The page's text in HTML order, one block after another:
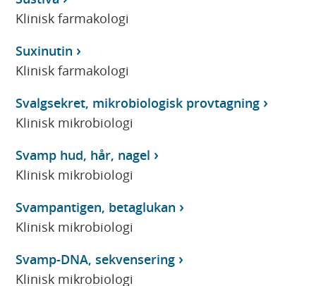
Klinisk farmakologi
Suxinutin
Klinisk farmakologi
Svalgsekret, mikrobiologisk provtagning
Klinisk mikrobiologi
Svamp hud, hår, nagel
Klinisk mikrobiologi
Svampantigen, betaglukan
Klinisk mikrobiologi
Svamp-DNA, sekvensering
Klinisk mikrobiologi